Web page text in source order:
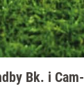
Bk. i Cam­